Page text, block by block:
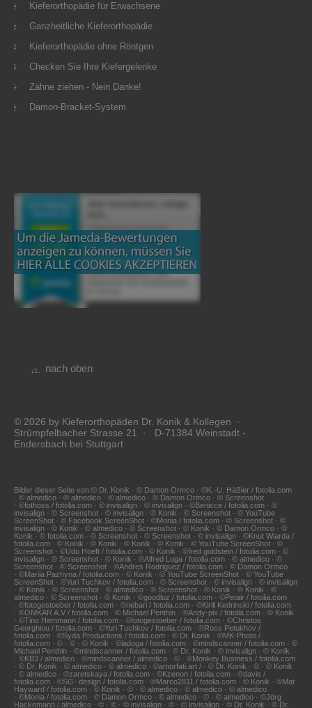
Kieferorthopädie für Erwachsene
Ganzheitliche Kieferorthopädie
Kieferorthopädie ohne Röntgen
Checken Sie Ihre Kiefergelenke
Zähne ziehen - Nein Danke!
Damon-Bracket-System
nach oben
© 2026 by Kieferorthopäden Dr. Konik & Kollegen ·
Strümpfelbacher Strasse 21 · D-71384 Weinstadt -
Endersbach bei Stuttgart
Bilder dieser Seite von:© Dr. Konik · © Damon Ormco · ©K.-U. Häßler / fotolia.com
· © almedico · © almedico · © almedico · © Damon Ormco · © Screenshot
· ©fothoss / fotolia.com · © invisalign · © invisalign · ©Benicce / fotolia.com · ©
invisalign · © Screenshot · © invisalign · © Konik · © Screenshot · © YouTube
ScreenShot · © Facebook ScreenShot · ©Monia / fotolia.com · © Screenshot · ©
invisalign · © Konik · © almedico · © Screenshot · © Konik · © Damon Ormco · ©
Konik · © fotolia.com · © Screenshot · © Screenshot · © invisalign · ©Knut Wiarda /
fotolia.com · © Konik · © Konik · © Konik · © Konik · © YouTube ScreenShot · ©
Screenshot · ©Udo Hoeft / fotolia.com · © Konik · ©fred goldstein / fotolia.com · ©
invisalign · © Screenshot · © Konik · ©Alfred Luga / fotolia.com · © almedico · ©
Screenshot · © Screenshot · ©Andres Rodriguez / fotolia.com · © Damon Ormco
· ©Mariia Pazhyna / fotolia.com · © Konik · © YouTube ScreenShot · © YouTube
ScreenShot · ©Yuri Tuchkov / fotolia.com · © Screenshot · © invisalign · © invisalign
· © Konik · © Screenshot · © almedico · © Screenshot · © Konik · © Konik · ©
almedico · © Screenshot · © Konik · ©goodluz / fotolia.com · ©Petair / fotolia.com
· ©fotogestoeber / fotolia.com · ©nebari / fotolia.com · ©Kirill Kedrinski / fotolia.com
· ©OMKAR A.V / fotolia.com · © Michael Penthin · ©Andy-pix / fotolia.com · © Konik
· ©Tino Hemmann / fotolia.com · ©fotogestoeber / fotolia.com · ©Christos
Georghiou / fotolia.com · ©Yuri Tuchkov / fotolia.com · ©Ross Petukhov /
fotolia.com · ©Syda Productions / fotolia.com · © Dr. Konik · ©MK-Photo /
fotolia.com · © · © · © Konik · ©ladoga / fotolia.com · ©mindscanner / fotolia.com · ©
Michael Penthin · ©mindscanner / fotolia.com · © Dr. Konik · © invisalign · © Konik
· ©KB3 / almedico · ©mindscanner / almedico · © · ©Monkey Business / fotolia.com
· © Dr. Konik · © almedico · © almedico · ©amorfati.art / · © Dr. Konik · © · © Konik
· © almedico · ©zaretskaya / fotolia.com · ©Kzenon / fotolia.com · ©davis /
fotolia.com · ©SG- design / fotolia.com · ©Marco2811 / fotolia.com · © Konik · ©Mat
Hayward / fotolia.com · © Konik · © · © almedico · © almedico · © almedico
· ©Monia / fotolia.com · © Damon Ormco · © almedico · © · © almedico · ©Jörg
Hackemann / almedico · © · © · © invisalign · © · © invisalign · © Dr. Konik · © Dr.